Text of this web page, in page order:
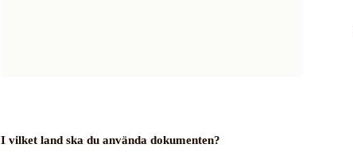
I vilket land ska du använda dokumenten?